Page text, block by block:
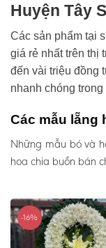
Huyện Tây
Các sản phẩm tại
giá rẻ nhất trên thị
đến vài triệu đồng
nhanh chóng
Các mẫu lẵng
Những mẫu bó và
hoa chia buồn bán
-16%